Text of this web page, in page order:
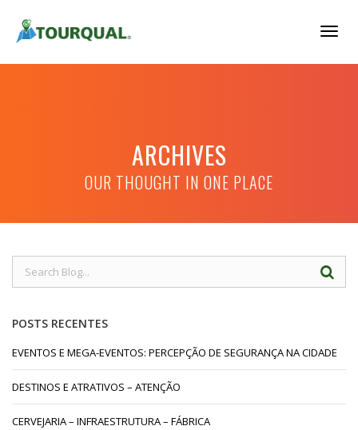
ARCHIVES
OUR THOUGHT IN ONE PLACE
POSTS RECENTES
EVENTOS E MEGA-EVENTOS: PERCEPÇÃO DE SEGURANÇA NA CIDADE
DESTINOS E ATRATIVOS – ATENÇÃO
CERVEJARIA – INFRAESTRUTURA – FÁBRICA